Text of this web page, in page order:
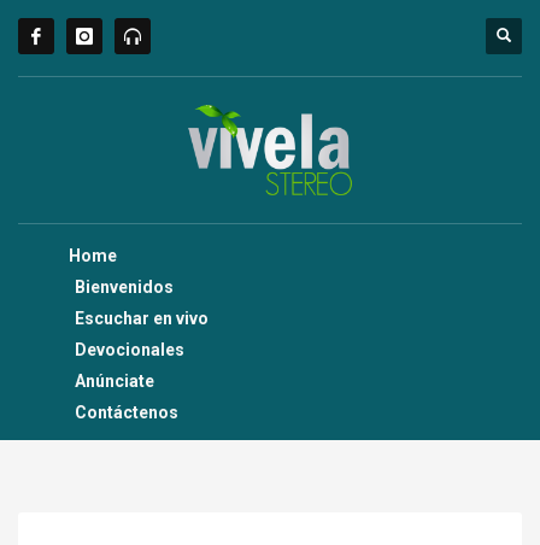
Home
Bienvenidos
Escuchar en vivo
Devocionales
Anúnciate
Contáctenos